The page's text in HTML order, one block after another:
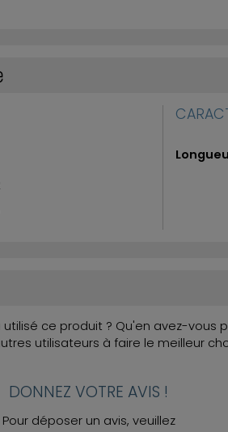
ce produit ? Qu'en avez-vous
utilisateurs à faire le meilleur
DONNEZ VOTRE AVIS !
Pour déposer un avis, veuillez